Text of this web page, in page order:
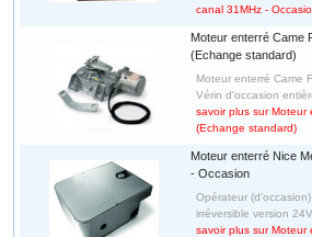
canal 31MHz -
Moteur enterré Came
(Echange standard)
Moteur enterré Came
Vérin d'occasion
savoir plus sur Moteur
(Echange standard)
Moteur enterré Nice
- Occasion
Opérateur
irréversible version
savoir plus sur Moteur